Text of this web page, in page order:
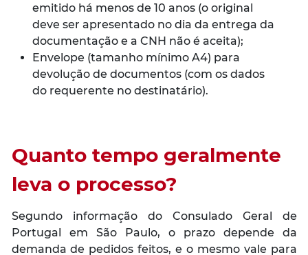
emitido há menos de 10 anos (o original
deve ser apresentado no dia da entrega da
documentação e a CNH não é aceita);
Envelope (tamanho mínimo A4) para
devolução de documentos (com os dados
do requerente no destinatário).
Quanto tempo geralmente
leva o processo?
Segundo informação do Consulado Geral de
Portugal em São Paulo, o prazo depende da
demanda de pedidos feitos, e o mesmo vale para